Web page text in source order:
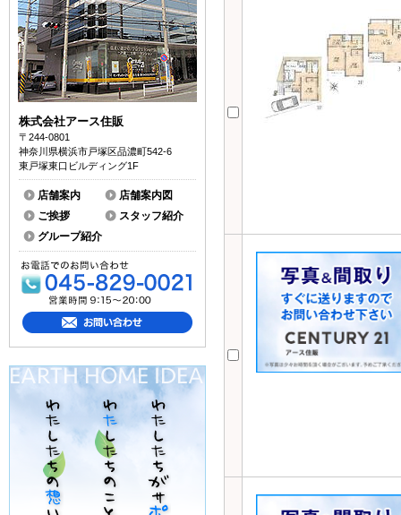
株式会社アース住販
〒244-0801
神奈川県横浜市戸塚区品濃町542-6
東戸塚東口ビルディング1F
店舗案内
店舗案内図
ご挨拶
スタッフ紹介
グループ紹介